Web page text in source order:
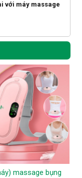
với máy massage
massage bụng